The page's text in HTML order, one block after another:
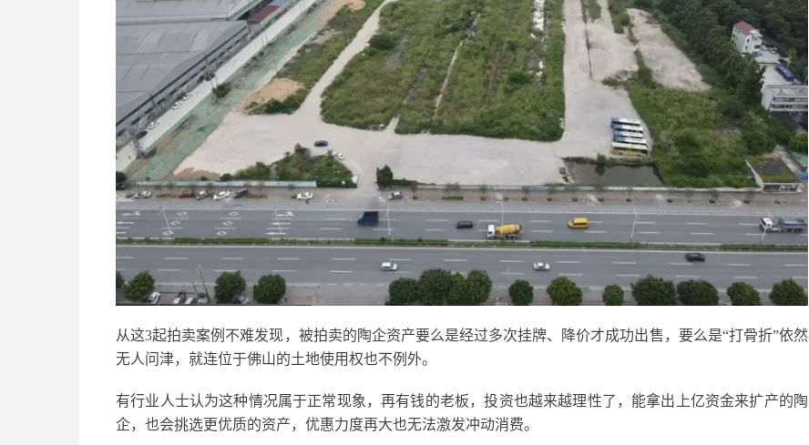
从这3起拍卖案例不难发现，被拍卖的陶企资产要么是经过多次挂牌、降价才成功出售，要么是“打骨折”依然
无人问津，就连位于佛山的土地使用权也不例外。
有行业人士认为这种情况属于正常现象，再有钱的老板，投资也越来越理性了，能拿出上亿资金来扩产的陶
企，也会挑选更优质的资产，优惠力度再大也无法激发冲动消费。